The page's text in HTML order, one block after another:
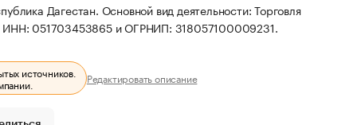
Дагестан. Основной вид деятельности: Торговля
ИНН: 051703453865 и ОГРНИП: 318057100009231.
источников.
Редактировать описание